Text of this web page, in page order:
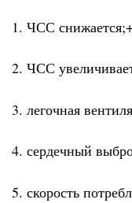
1. ЧСС
2. ЧСС
3. легочная
4. сердечный
5. скорость